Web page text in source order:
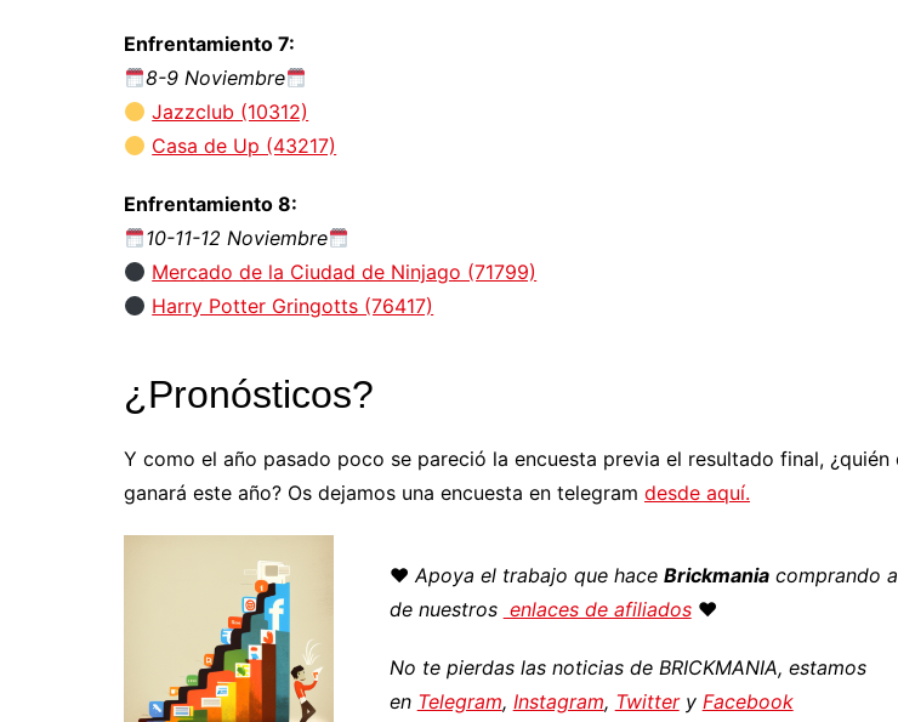
Enfrentamiento 7:
8-9 Noviembre
Jazzclub (10312)
Casa de Up (43217)
Enfrentamiento 8:
10-11-12 Noviembre
Mercado de la Ciudad de Ninjago (71799)
Harry Potter Gringotts (76417)
¿Pronósticos?
Y como el año pasado poco se pareció la encuesta previa el resultado final, ¿quién
ganará este año? Os dejamos una encuesta en telegram desde aquí.
♥️Apoya el trabajo que hace Brickmaniacomprando
de nuestros enlaces de afiliados♥️
No te pierdas las noticias de BRICKMANIA, estamos
en Telegram, Instagram, Twittery Facebook